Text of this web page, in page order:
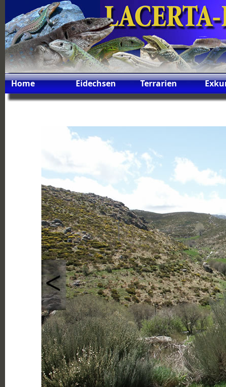
Home Eidechsen Terrarien